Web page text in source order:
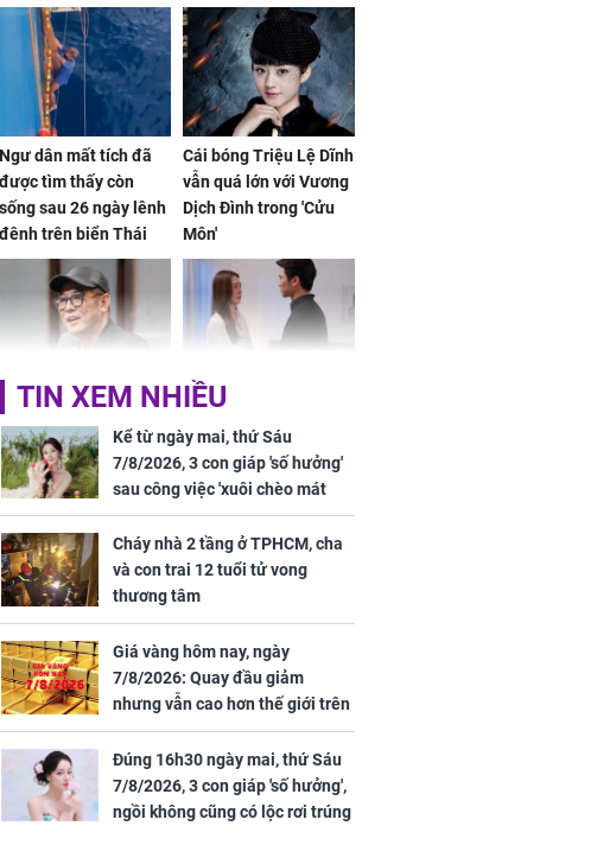
tiền mất tật mang
Ngư dân mất tích đã
được tìm thấy còn
sống sau 26 ngày lênh
đênh trên biển Thái
Bình Dương
Cái bóng Triệu Lệ Dĩnh
vẫn quá lớn với Vương
Dịch Đình trong 'Cửu
Môn'
Lý Liên Kiệt lên tiếng
sau tin đồn thay tim,
cởi áo chứng minh sức
khỏe
Cô gái bị ép đi xem
mắt, nhưng vừa thấy
đối tượng mai mối thì
đỏ mặt ‘đứng hình’
không đồng hành cùng
Châu Tinh Trì, Địch Lệ
Nhiệt Ba quảng bá
TIN XEM NHIỀU
Kể từ ngày mai, thứ Sáu
7/8/2026, 3 con giáp 'số hưởng'
sau công việc 'xuôi chèo mát
mái', tiền tài 'thu về như nước',
tình duyên viên mãn
Cháy nhà 2 tầng ở TPHCM, cha
và con trai 12 tuổi tử vong
thương tâm
Giá vàng hôm nay, ngày
7/8/2026: Quay đầu giảm
nhưng vẫn cao hơn thế giới trên
7 triệu đồng
Đúng 16h30 ngày mai, thứ Sáu
7/8/2026, 3 con giáp 'số hưởng',
ngồi không cũng có lộc rơi trúng